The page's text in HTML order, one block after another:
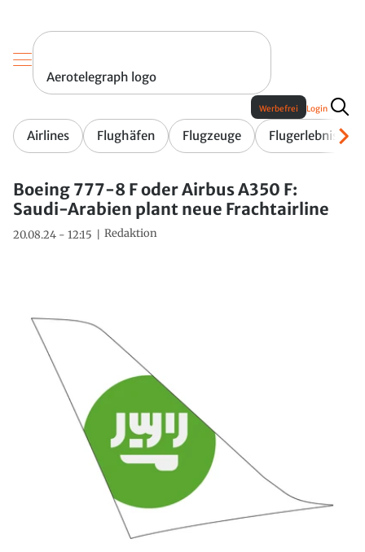
Aerotelegraph logo
Airlines Flughäfen Flugzeuge Flugerlebnis
Werbefrei Login
Boeing 777-8 F oder Airbus A350 F:
Saudi-Arabien plant neue Frachtairline
20.08.24 - 12:15 Redaktion